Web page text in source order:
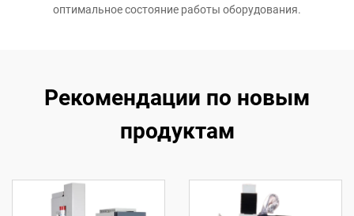
оптимальное состояние работы оборудования.
Рекомендации по новым
продуктам